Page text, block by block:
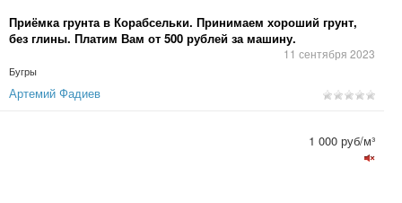
Приёмка грунта в Корабсельки. Принимаем хороший грунт,
без глины. Платим Вам от 500 рублей за машину.
11 сентября 2023
Бугры
Артемий Фадиев
1 000 руб/м³